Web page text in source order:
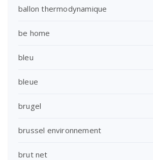
ballon thermodynamique
be home
bleu
bleue
brugel
brussel environnement
brut net